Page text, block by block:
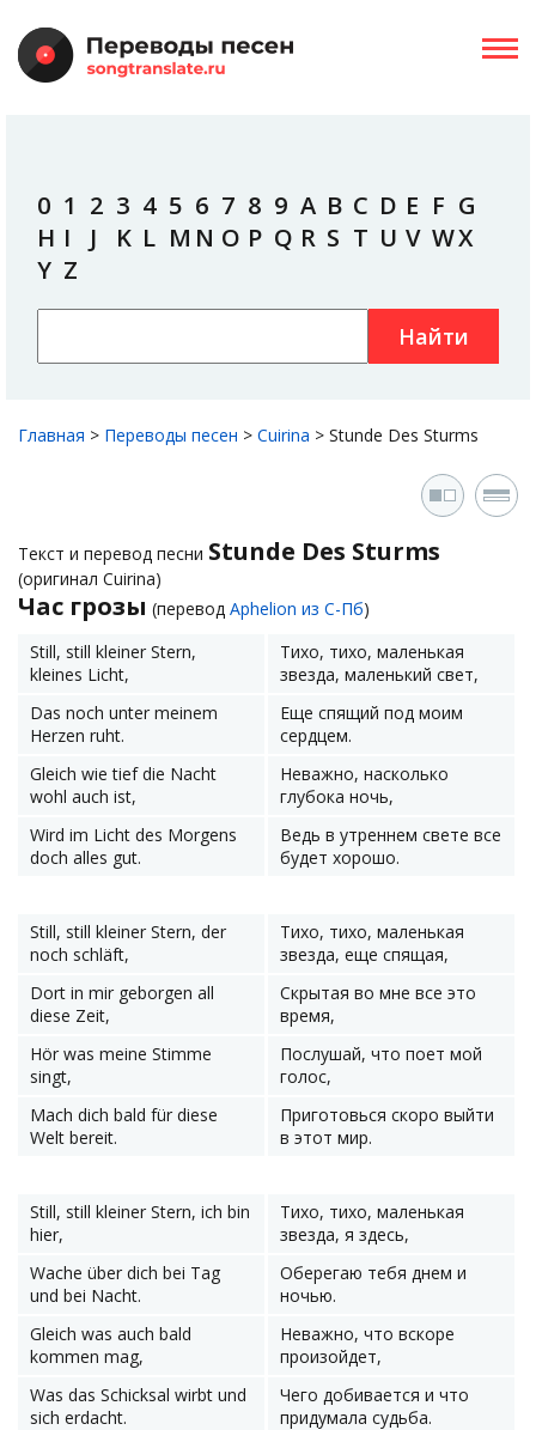
0 1 2 3 4 5 6 7 8 9 A B C D E F G
H I J K L M N O P Q R S T U V WX
Y Z
Найти
Главная > Переводы песен > Cuirina > Stunde Des Sturms
Текст и перевод песни Stunde Des Sturms
(оригинал Cuirina)
Час грозы (перевод Aphelion из С-Пб)
Still, still kleiner Stern,
kleines Licht,
Тихо, тихо, маленькая
звезда, маленький свет,
Das noch unter meinem
Herzen ruht.
Еще спящий под моим
сердцем.
Gleich wie tief die Nacht
wohl auch ist,
Неважно, насколько
глубока ночь,
Wird im Licht des Morgens
doch alles gut.
Ведь в утреннем свете все
будет хорошо.
Still, still kleiner Stern, der
noch schläft,
Тихо, тихо, маленькая
звезда, еще спящая,
Dort in mir geborgen all
diese Zeit,
Скрытая во мне все это
время,
Hör was meine Stimme
singt,
Послушай, что поет мой
голос,
Mach dich bald für diese
Welt bereit.
Приготовься скоро выйти
в этот мир.
Still, still kleiner Stern, ich bin
hier,
Тихо, тихо, маленькая
звезда, я здесь,
Wache über dich bei Tag
und bei Nacht.
Оберегаю тебя днем и
ночью.
Gleich was auch bald
kommen mag,
Неважно, что вскоре
произойдет,
Was das Schicksal wirbt und
sich erdacht.
Чего добивается и что
придумала судьба.